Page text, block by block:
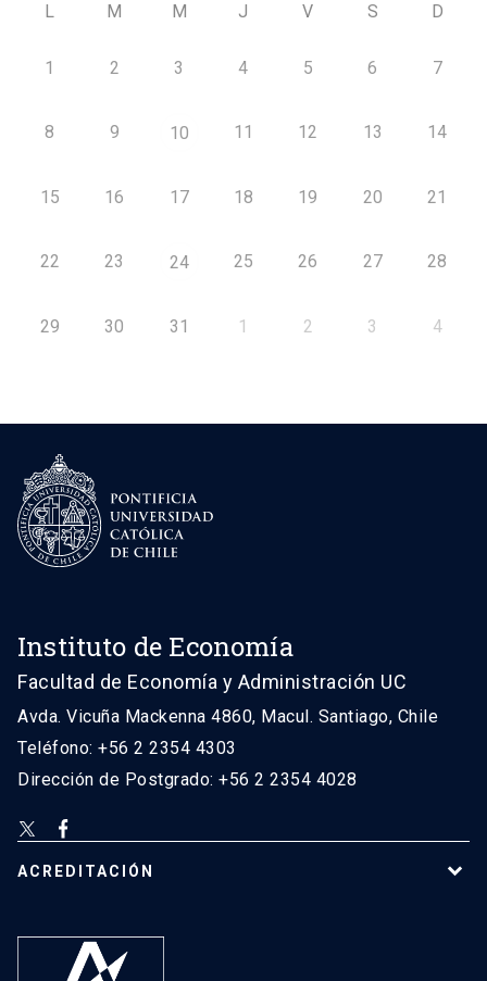
L M M J V S D
1 2 3 4 5 6 7
8 9 10 11 12 13 14
15 16 17 18 19 20 21
22 23 24 25 26 27 28
29 30 31 1 2 3 4
Instituto de Economía
Facultad de Economía y Administración UC
Avda. Vicuña Mackenna 4860, Macul. Santiago, Chile
Teléfono: +56 2 2354 4303
Dirección de Postgrado: +56 2 2354 4028
ACREDITACIÓN